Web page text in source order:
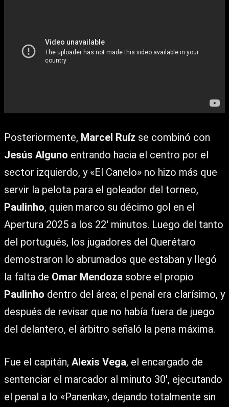
Posteriormente, Marcel Ruíz se combinó con
Jesús Alguno entrando hacia el centro por el
sector izquierdo, y «El Canelo» no hizo más que
servir la pelota para el goleador del torneo,
Paulinho, quien marco su décimo gol en el
Apertura 2025 a los 22′ minutos. Luego del tanto
del portugués, los jugadores del Querétaro
demostraron lo abrumados que estaban y llegó
la falta de Omar Mendoza sobre el propio
Paulinho dentro del área; el penal era clarísimo, y
después de revisar que no había fuera de juego
del delantero, el árbitro señaló la pena máxima.
Fue el capitán, Alexis Vega, el encargado de
sentenciar el marcador al minuto 30′, ejecutando
el penal a lo «Panenka», dejando totalmente sin